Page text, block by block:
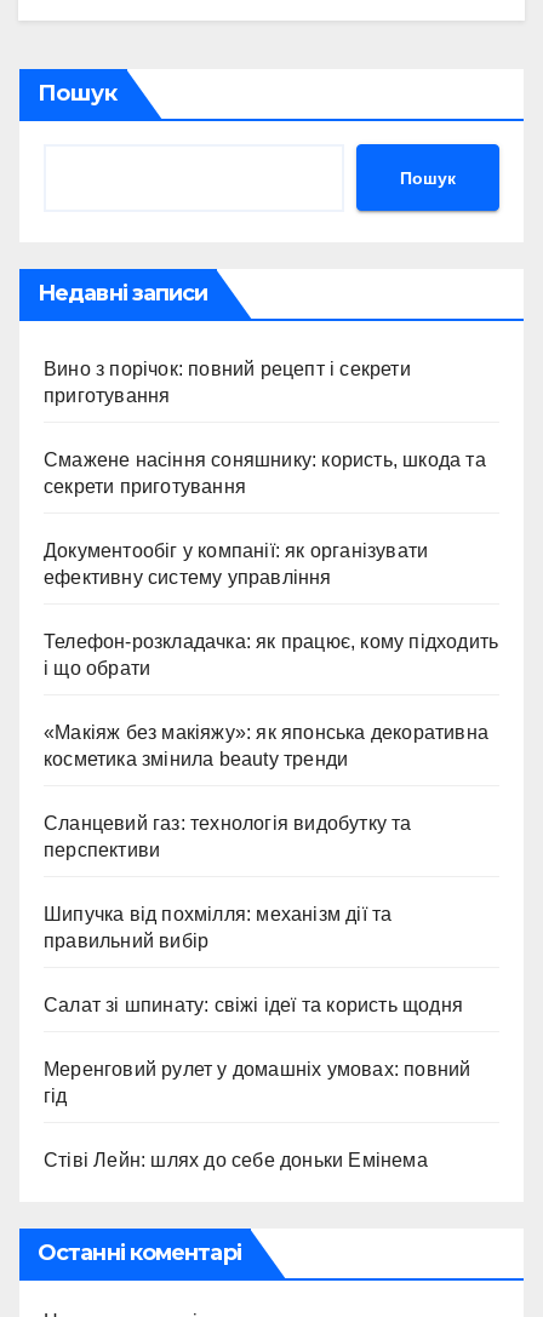
Пошук
Пошук
Недавні записи
Вино з порічок: повний рецепт і секрети
приготування
Смажене насіння соняшнику: користь, шкода та
секрети приготування
Документообіг у компанії: як організувати
ефективну систему управління
Телефон-розкладачка: як працює, кому підходить
і що обрати
«Макіяж без макіяжу»: як японська декоративна
косметика змінила beauty тренди
Сланцевий газ: технологія видобутку та
перспективи
Шипучка від похмілля: механізм дії та
правильний вибір
Салат зі шпинату: свіжі ідеї та користь щодня
Меренговий рулет у домашніх умовах: повний
гід
Стіві Лейн: шлях до себе доньки Емінема
Останні коментарі